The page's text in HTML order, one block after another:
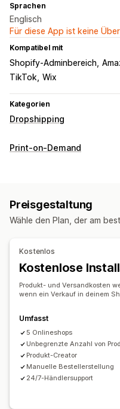
Sprachen
Englisch
Für diese App ist keine
Kompatibel mit
Shopify-Adminbereich
TikTok Wix
Kategorien
Dropshipping
Produkte, die du verkaufen
Beschaffungsstandorte
Tschechien
Print-on-Demand
Personalisierung
Haustierprodukte
Versandoptionen
Diskrete Verpackung
Umweltfreundlicher
Nachverfolgung von
Preisgestaltung
Wähle den Plan, der am
Kostenlos
Kostenlose
Produkt- und Versandkosten
wenn ein Verkauf in deinem
Umfasst
5 Onlineshops
Unbegrenzte Anzahl von
Produkt-Creator
Manuelle Bestellerstellung
24/7-Händlersupport